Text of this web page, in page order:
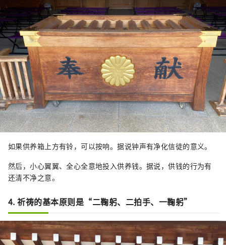
如果供养箱上方有铃，可以按响。据说钟声有净化信徒的意义。
然后，小心翼翼、全心全意地投入供养钱。据说，供钱的行为有
还清不净之意。
4. 祈祷的基本原则是“二鞠躬、二拍手、一鞠躬”